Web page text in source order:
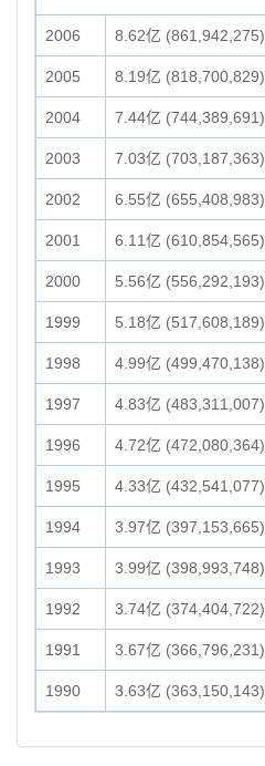
2006 8.62亿 (861,942,275)
2005 8.19亿 (818,700,829)
2004 7.44亿 (744,389,691)
2003 7.03亿 (703,187,363)
2002 6.55亿 (655,408,983)
2001 6.11亿 (610,854,565)
2000 5.56亿 (556,292,193)
1999 5.18亿 (517,608,189)
1998 4.99亿 (499,470,138)
1997 4.83亿 (483,311,007)
1996 4.72亿 (472,080,364)
1995 4.33亿 (432,541,077)
1994 3.97亿 (397,153,665)
1993 3.99亿 (398,993,748)
1992 3.74亿 (374,404,722)
1991 3.67亿 (366,796,231)
1990 3.63亿 (363,150,143)